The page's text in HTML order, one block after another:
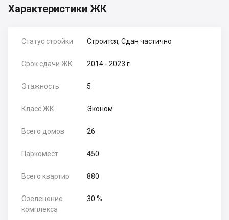
Характеристики ЖК
Статус стройки Строится, Сдан частично
Срок сдачи ЖК 2014 - 2023 г.
Этажность 5
Класс ЖК Эконом
Всего домов 26
Паркомест 450
Всего квартир 880
Озеленение
комплекса
30 %